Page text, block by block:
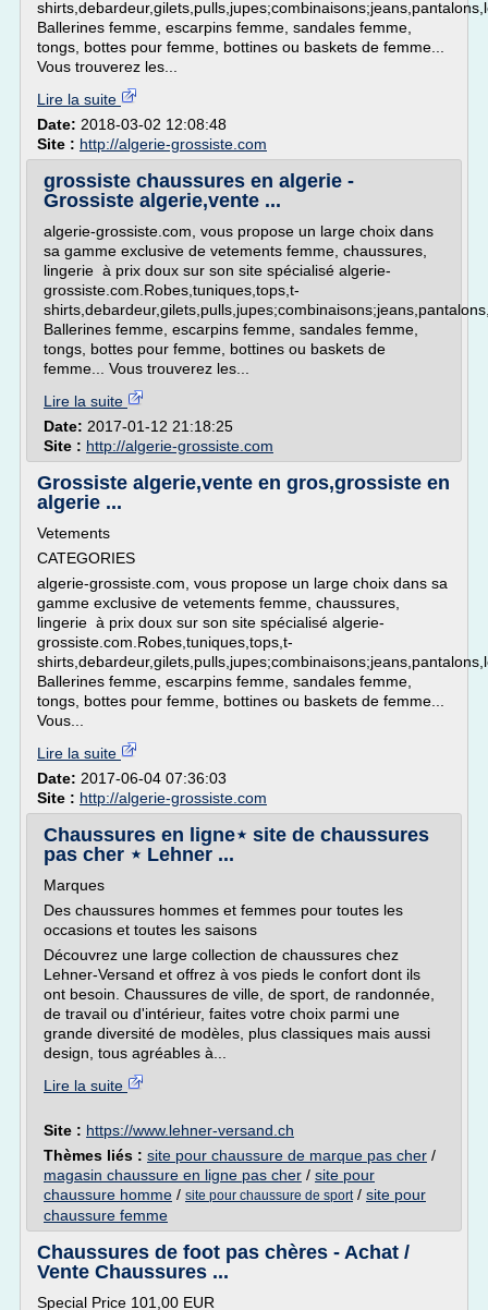
Ballerines femme, escarpins femme, sandales femme,
tongs, bottes pour femme, bottines ou baskets de femme...
Vous trouverez les...
Lire la suite
Date: 2018-03-02 12:08:48
Site : http://algerie-grossiste.com
grossiste chaussures en algerie -
Grossiste algerie,vente ...
algerie-grossiste.com, vous propose un large choix dans
sa gamme exclusive de vetements femme, chaussures,
lingerie à prix doux sur son site spécialisé algerie-
grossiste.com.Robes,tuniques,tops,t-
Ballerines femme, escarpins femme, sandales femme,
tongs, bottes pour femme, bottines ou baskets de
femme... Vous trouverez les...
Lire la suite
Date: 2017-01-12 21:18:25
Site : http://algerie-grossiste.com
Grossiste algerie,vente en gros,grossiste en
algerie ...
Vetements
CATEGORIES
algerie-grossiste.com, vous propose un large choix dans sa
gamme exclusive de vetements femme, chaussures,
lingerie à prix doux sur son site spécialisé algerie-
grossiste.com.Robes,tuniques,tops,t-
Ballerines femme, escarpins femme, sandales femme,
tongs, bottes pour femme, bottines ou baskets de femme...
Vous...
Lire la suite
Date: 2017-06-04 07:36:03
Site : http://algerie-grossiste.com
Chaussures en ligne⋆ site de chaussures
pas cher ⋆ Lehner ...
Marques
Des chaussures hommes et femmes pour toutes les
occasions et toutes les saisons
Découvrez une large collection de chaussures chez
Lehner-Versand et offrez à vos pieds le confort dont ils
ont besoin. Chaussures de ville, de sport, de randonnée,
de travail ou d'intérieur, faites votre choix parmi une
grande diversité de modèles, plus classiques mais aussi
design, tous agréables à...
Lire la suite
Site : https://www.lehner-versand.ch
Thèmes liés : site pour chaussure de marque pas cher /
magasin chaussure en ligne pas cher / site pour
chaussure homme / site pour chaussure de sport/ site pour
chaussure femme
Chaussures de foot pas chères - Achat /
Vente Chaussures ...
Special Price 101,00 EUR